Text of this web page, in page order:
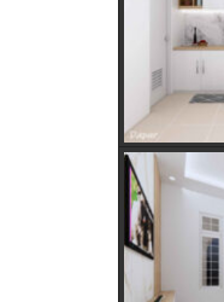
Golongan Tarif
Listrik di Rumah
Kebutuhan Listrik
PLN 3 Phase!
Kebutuhan Listrik